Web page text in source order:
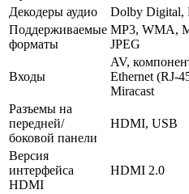
Декодеры аудио
Dolby Digital,
Поддерживаемые
форматы
MP3, WMA,
JPEG
Входы
AV,
Ethernet (RJ-
Miracast
Разъемы на
передней/
боковой панели
HDMI, USB
Версия
интерфейса
HDMI
HDMI 2.0